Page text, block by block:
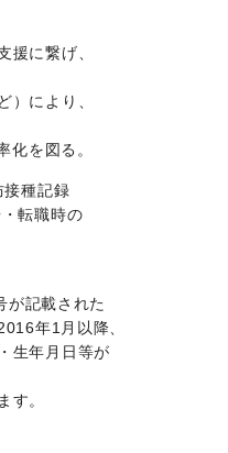
援に繋げ、
）により、
化を図る。
接種記録
転職時の
が記載された
年1月以降、
生年月日等が
す。